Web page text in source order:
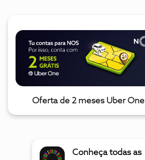
Oferta de 2 meses Uber One
Conheça todas as